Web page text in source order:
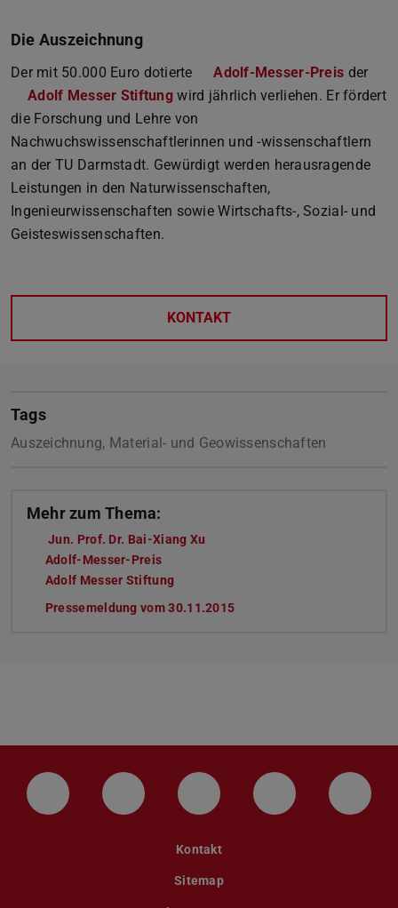
Die Auszeichnung
Der mit 50.000 Euro dotierte Adolf-Messer-Preis der
Adolf Messer Stiftung wird jährlich verliehen. Er fördert
die Forschung und Lehre von
Nachwuchswissenschaftlerinnen und -wissenschaftlern
an der TU Darmstadt. Gewürdigt werden herausragende
Leistungen in den Naturwissenschaften,
Ingenieurwissenschaften sowie Wirtschafts-, Sozial- und
Geisteswissenschaften.
KONTAKT
Tags
Auszeichnung, Material- und Geowissenschaften
Mehr zum Thema:
Jun. Prof. Dr. Bai-Xiang Xu
Adolf-Messer-Preis
Adolf Messer Stiftung
Pressemeldung vom 30.11.2015
LinkedIn-Seite der TU Darmstadt
Instagram-Kanal der TU
Bluesky-Kanal der TU
Facebook-
Kontakt
Sitemap